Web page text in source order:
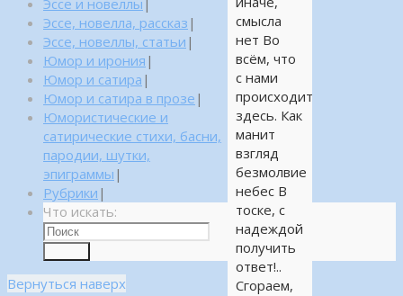
смысла
нет Во
всём, что
с нами
происходит
здесь. Как
манит
взгляд
безмолвие
небес В
тоске, с
надеждой
получить
ответ!..
Сгораем,
Эссе и новеллы |
Эссе, новелла, рассказ |
Эссе, новеллы, статьи |
Юмор и ирония |
Юмор и сатира |
Юмор и сатира в прозе |
Юмористические и
сатирические стихи, басни,
пародии, шутки,
эпиграммы |
Рубрики |
Что искать:
Вернуться наверх